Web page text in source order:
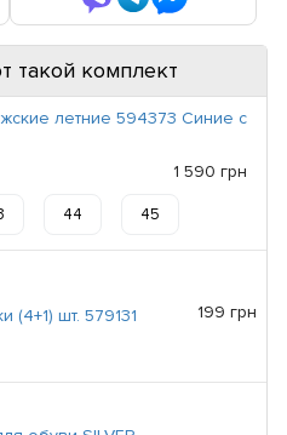
такой комплект
летние 594373 Синие с
1 590 грн
44 45
(4+1) шт. 579131 199 грн